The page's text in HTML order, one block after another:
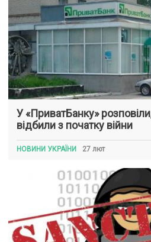
У «ПриватБанку»
відбили з початку війни
НОВИНИ УКРАЇНИ 27 лют